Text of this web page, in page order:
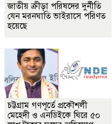
জাতীয় ক্রীড়া পরিষদের দুর্নীতি
যেন মরনঘাতি ভাইরাসে পরিণত
হয়েছে
চট্টগ্রাম গণপূর্তে প্রকৌশলী
মেহেদী ও এনডিইকে ঘিরে ৫০